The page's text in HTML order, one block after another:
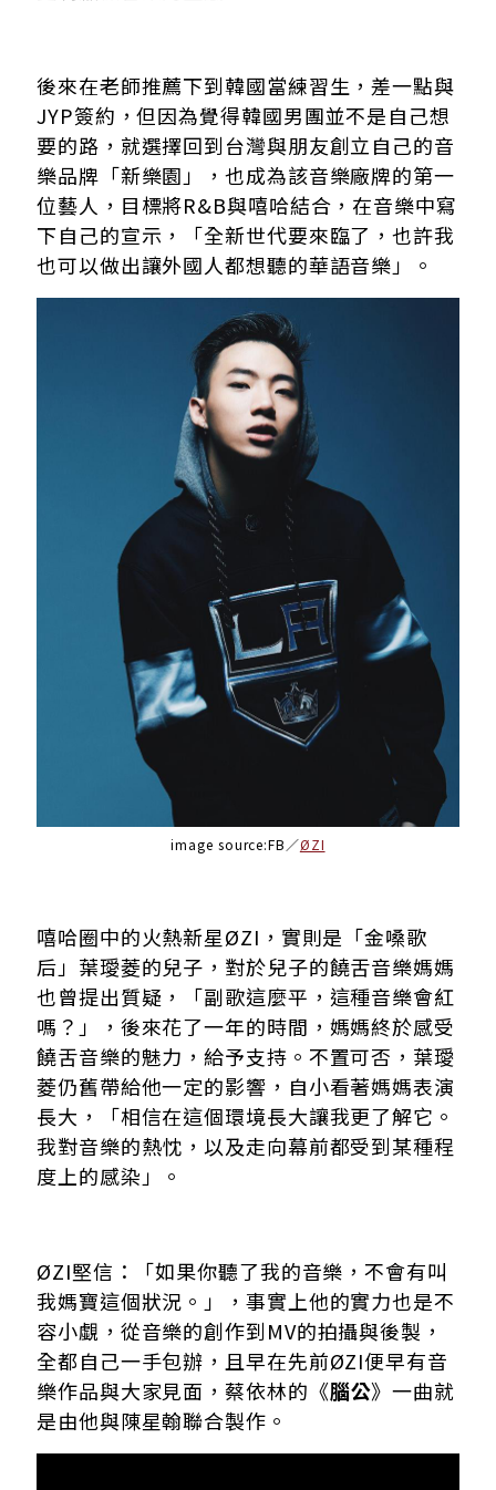
後來在老師推薦下到韓國當練習生，差一點與
JYP簽約，但因為覺得韓國男團並不是自己想
要的路，就選擇回到台灣與朋友創立自己的音
樂品牌「新樂園」，也成為該音樂廠牌的第一
位藝人，目標將R&B與嘻哈結合，在音樂中寫
下自己的宣示，「全新世代要來臨了，也許我
也可以做出讓外國人都想聽的華語音樂」。
image source:FB／ØZI
嘻哈圈中的火熱新星ØZI，實則是「金嗓歌
后」葉璦菱的兒子，對於兒子的饒舌音樂媽媽
也曾提出質疑，「副歌這麼平，這種音樂會紅
嗎？」，後來花了一年的時間，媽媽終於感受
饒舌音樂的魅力，給予支持。不置可否，葉璦
菱仍舊帶給他一定的影響，自小看著媽媽表演
長大，「相信在這個環境長大讓我更了解它。
我對音樂的熱忱，以及走向幕前都受到某種程
度上的感染」。
ØZI堅信：「如果你聽了我的音樂，不會有叫
我媽寶這個狀況。」，事實上他的實力也是不
容小覷，從音樂的創作到MV的拍攝與後製，
全都自己一手包辦，且早在先前ØZI便早有音
樂作品與大家見面，蔡依林的《腦公》一曲就
是由他與陳星翰聯合製作。